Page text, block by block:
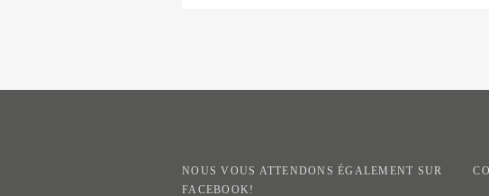
NOUS VOUS ATTENDONS ÉGALEMENT SUR
FACEBOOK!